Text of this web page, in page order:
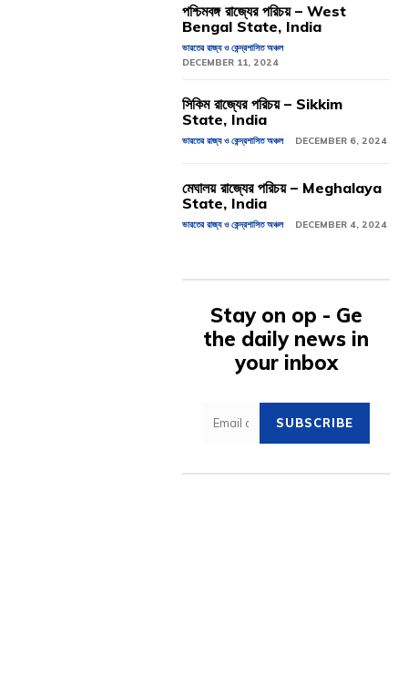
পশ্চিমবঙ্গ রাজ্যের পরিচয় – West
Bengal State, India
ভারতের রাজ্য ও কেন্দ্রশাসিত অঞ্চল
DECEMBER 11, 2024
সিকিম রাজ্যের পরিচয় – Sikkim
State, India
ভারতের রাজ্য ও কেন্দ্রশাসিত অঞ্চল DECEMBER 6, 2024
মেঘালয় রাজ্যের পরিচয় – Meghalaya
State, India
ভারতের রাজ্য ও কেন্দ্রশাসিত অঞ্চল DECEMBER 4, 2024
Stay on op - Ge
the daily news in
your inbox
SUBSCRIBE